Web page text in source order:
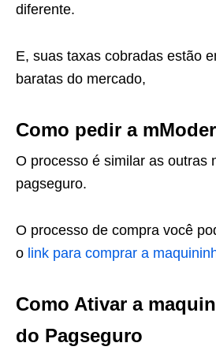
diferente.
E, suas taxas cobradas estão
baratas do mercado,
Como pedir a
O processo é similar as outras
pagseguro.
O processo de compra você
o link para comprar a
Como Ativar a
do Pagseguro